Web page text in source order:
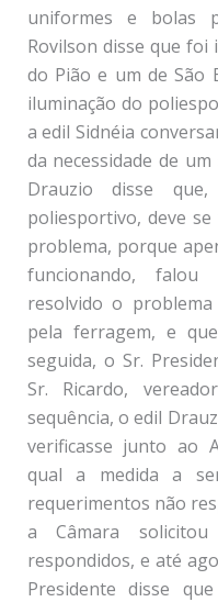
uniformes e bolas
Rovilson disse que
do Pião e um de São
iluminação do
a edil Sidnéia
da necessidade de
Drauzio disse
poliesportivo, deve
problema, porque
funcionando,
resolvido o
pela ferragem, e
seguida, o Sr.
Sr. Ricardo,
sequência, o edil
verificasse junto ao
qual a medida a
requerimentos não
a Câmara
respondidos, e até
Presidente disse